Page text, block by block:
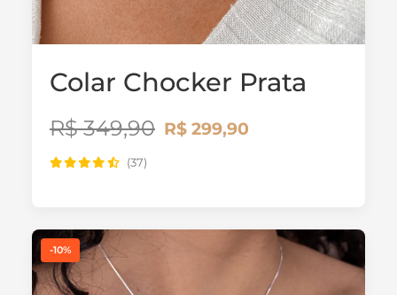
Colar Chocker Prata
R$ 349,90 R$ 299,90
(37)
-10%